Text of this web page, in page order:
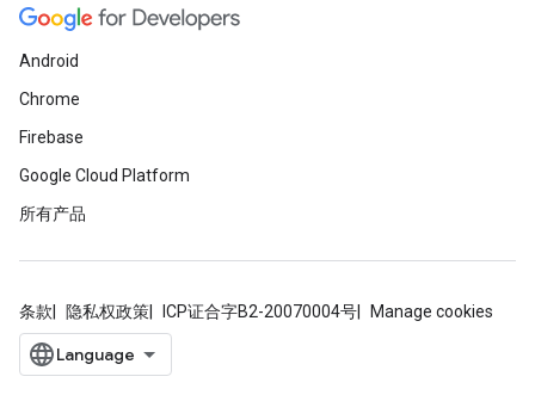
Android
Chrome
Firebase
Google Cloud Platform
所有产品
条款 隐私权政策 ICP证合字B2-20070004号 Manage cookies